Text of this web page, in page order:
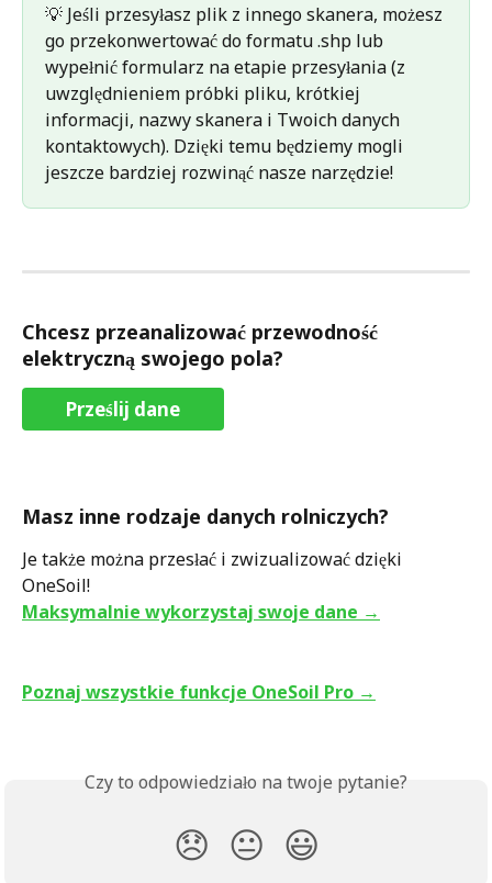
💡 Jeśli przesyłasz plik z innego skanera, możesz
go przekonwertować do formatu .shp lub
wypełnić formularz na etapie przesyłania (z
uwzględnieniem próbki pliku, krótkiej
informacji, nazwy skanera i Twoich danych
kontaktowych). Dzięki temu będziemy mogli
jeszcze bardziej rozwinąć nasze narzędzie!
Chcesz przeanalizować przewodność
elektryczną swojego pola?
Prześlij dane
Masz inne rodzaje danych rolniczych?
Je także można przesłać i zwizualizować dzięki
OneSoil!
Maksymalnie wykorzystaj swoje dane →
Poznaj wszystkie funkcje OneSoil Pro →
Czy to odpowiedziało na twoje pytanie?
😞 😐 😃